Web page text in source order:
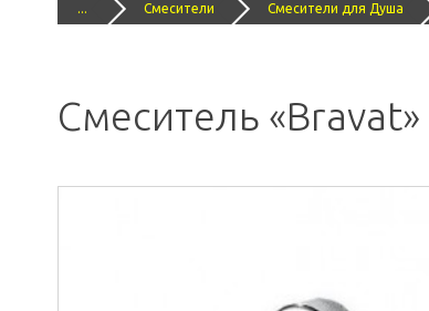
... Смесители Смесители для Душа
Смеситель